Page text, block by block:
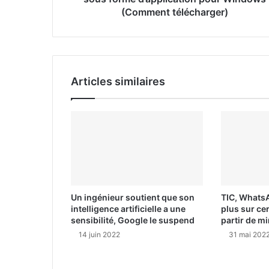
l
(Comment télécharger)
Articles similaires
Un ingénieur soutient que son
intelligence artificielle a une
sensibilité, Google le suspend
14 juin 2022
TIC,
plus sur
partir de
31 mai